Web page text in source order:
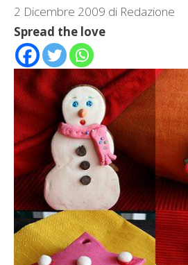
2 Dicembre 2009 di Redazione
Spread the love